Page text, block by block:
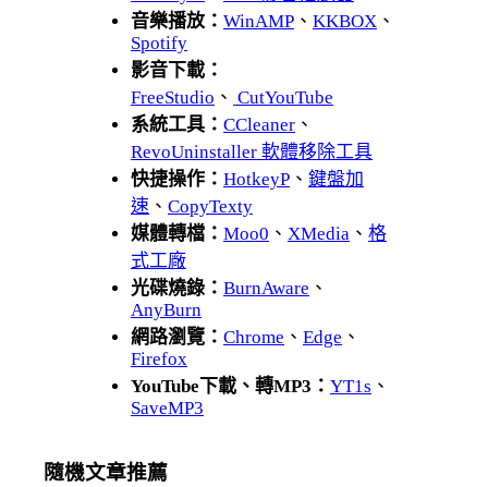
音樂播放： WinAMP 、 KKBOX 、
Spotify
影音下載：
FreeStudio 、 CutYouTube
系統工具： CCleaner 、
RevoUninstaller 軟體移除工具
快捷操作： HotkeyP 、 鍵盤加
速 、 CopyTexty
媒體轉檔： Moo0 、 XMedia 、 格
式工廠
光碟燒錄： BurnAware 、
AnyBurn
網路瀏覽： Chrome 、 Edge 、
Firefox
YouTube下載、轉MP3： YT1s 、
SaveMP3
隨機文章推薦